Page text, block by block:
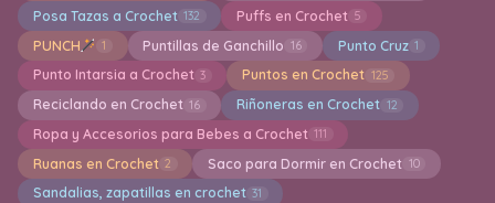
Posa Tazas a Crochet 132 Puffs en Crochet 5
PUNCH 1 Puntillas de Ganchillo 16 Punto Cruz 1
Punto Intarsia a Crochet 3 Puntos en Crochet 125
Reciclando en Crochet 16 Riñoneras en Crochet 12
Ropa y Accesorios para Bebes a Crochet 111
Ruanas en Crochet 2 Saco para Dormir en Crochet 10
Sandalias, zapatillas en crochet 31